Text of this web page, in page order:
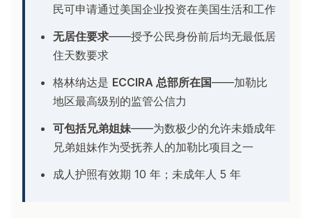
民可申请通过美国企业投资在美国生活和工作
无居住要求——授予公民身份前后均无最低居
住天数要求
格林纳达是 ECCIRA 总部所在国——加勒比
地区最高级别的监管公信力
可包括兄弟姐妹——为数极少的允许未婚成年
兄弟姐妹作为受抚养人的加勒比项目之一
成人护照有效期 10 年；未成年人 5 年